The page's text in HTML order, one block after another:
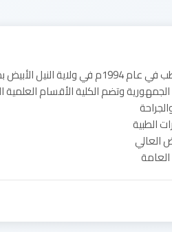
تأسست كلية الطب في عام 1994م في
وتضم الكلية الأقسام العلمية